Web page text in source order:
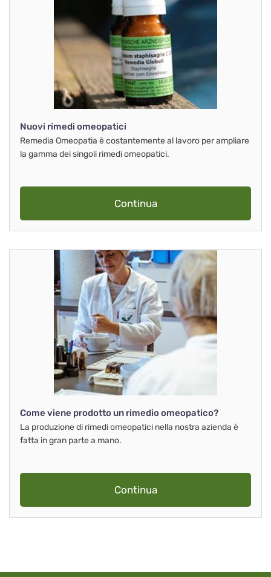
Nuovi rimedi omeopatici
Remedia Omeopatia è costantemente al lavoro per ampliare
la gamma dei singoli rimedi omeopatici.
Continua
Come viene prodotto un rimedio omeopatico?
La produzione di rimedi omeopatici nella nostra azienda è
fatta in gran parte a mano.
Continua